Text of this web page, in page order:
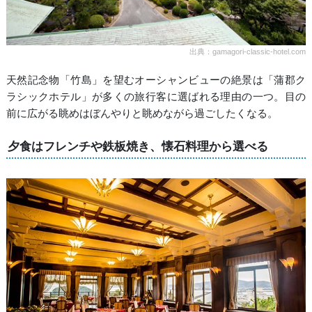
出典：gamagori-classic-hotel.com
天然記念物「竹島」を望むオーシャンビューの絶景は「蒲郡ク
ラシックホテル」が多くの旅行客に選ばれる理由の一つ。目の
前に広がる眺めはぼんやりと眺めながら過ごしたくなる。
夕食はフレンチや鉄板焼き、懐石料理から選べる